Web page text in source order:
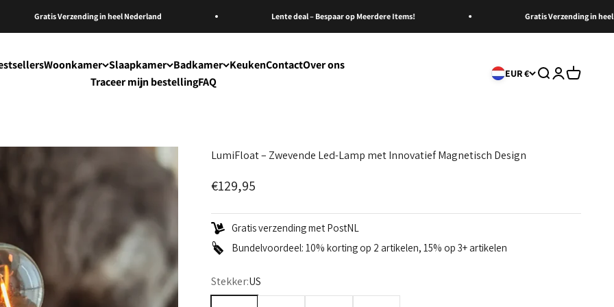
Gratis Verzending in heel Nederland Lente deal – Bespaar op Meerdere Items! Gratis Verzending in heel
Woonkamer Slaapkamer Badkamer KeukenContactOver ons
Traceer mijn bestellingFAQ
EUR € Zoeken openen
LumiFloat – Zwevende Led-Lamp met Innovatief Magnetisch Design
Aanbiedingsprijs
€129,95
Gratis verzending met PostNL
Bundelvoordeel: 10% korting op 2 artikelen, 15% op 3+ artikelen
Stekker:US